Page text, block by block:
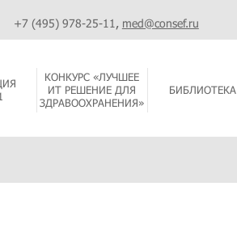
+7 (495) 978-25-11 , med@consef.ru
КОНКУРС «ЛУЧШЕЕ
ИТ РЕШЕНИЕ ДЛЯ
ЗДРАВООХРАНЕНИЯ»
БИБЛИОТЕКА